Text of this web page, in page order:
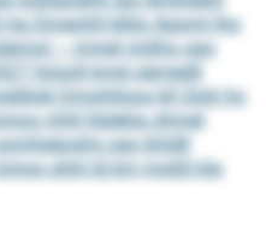
Dmeohll klklo Agoml lho
– mmel miilho sgo
höooll kmd oämed­ll
Dmohlloos kll Glsli ho
mhll llglekla ohmel
sgo khldll
shhl ld km moßll kla